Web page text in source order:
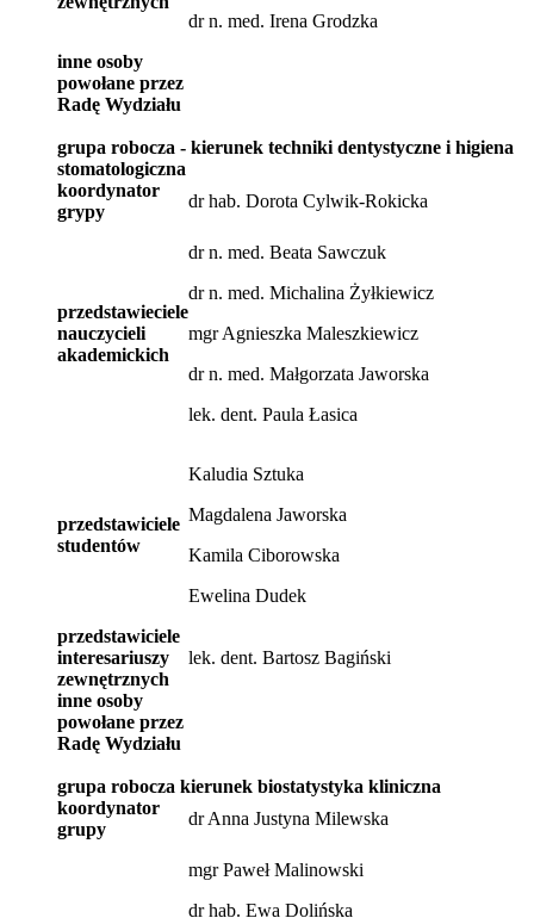
dr n. med. Irena Grodzka
inne osoby
powołane przez
Radę Wydziału
grupa robocza - kierunek techniki dentystyczne i higiena
stomatologiczna
koordynator
grypy
dr hab. Dorota Cylwik-Rokicka
przedstawieciele
nauczycieli
akademickich
dr n. med. Beata Sawczuk
dr n. med. Michalina Żyłkiewicz
mgr Agnieszka Maleszkiewicz
dr n. med. Małgorzata Jaworska
lek. dent. Paula Łasica
przedstawiciele
studentów
Kaludia Sztuka
Magdalena Jaworska
Kamila Ciborowska
Ewelina Dudek
przedstawiciele
interesariuszy
zewnętrznych
lek. dent. Bartosz Bagiński
inne osoby
powołane przez
Radę Wydziału
grupa robocza kierunek biostatystyka kliniczna
koordynator
grupy
dr Anna Justyna Milewska
mgr Paweł Malinowski
dr hab. Ewa Dolińska